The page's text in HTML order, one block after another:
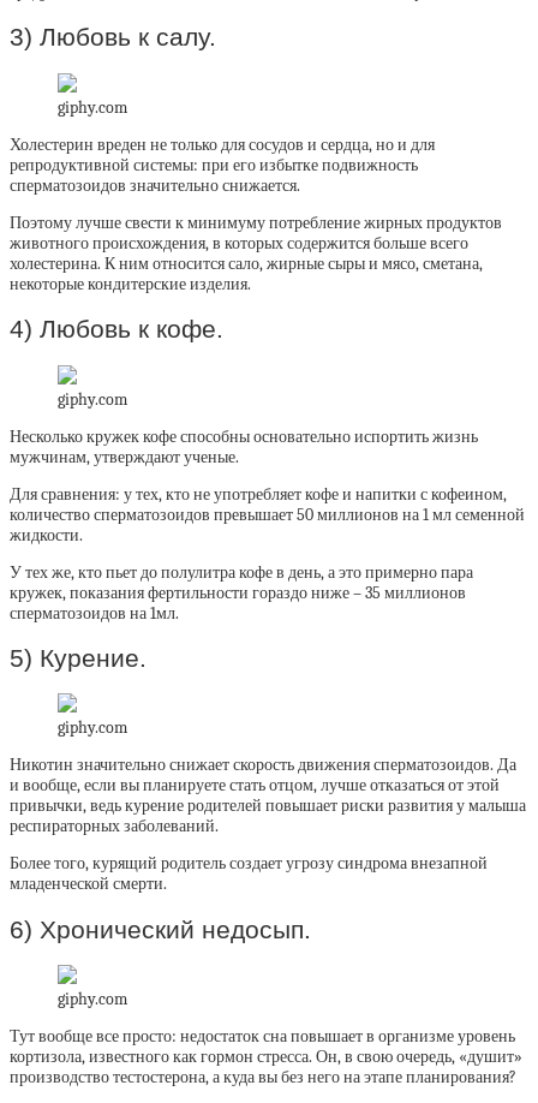
3) Любовь к салу.
giphy.com
Холестерин вреден не только для сосудов и сердца, но и для
репродуктивной системы: при его избытке подвижность
сперматозоидов значительно снижается.
Поэтому лучше свести к минимуму потребление жирных продуктов
животного происхождения, в которых содержится больше всего
холестерина. К ним относится сало, жирные сыры и мясо, сметана,
некоторые кондитерские изделия.
4) Любовь к кофе.
giphy.com
Несколько кружек кофе способны основательно испортить жизнь
мужчинам, утверждают ученые.
Для сравнения: у тех, кто не употребляет кофе и напитки с кофеином,
количество сперматозоидов превышает 50 миллионов на 1 мл семенной
жидкости.
У тех же, кто пьет до полулитра кофе в день, а это примерно пара
кружек, показания фертильности гораздо ниже – 35 миллионов
сперматозоидов на 1мл.
5) Курение.
giphy.com
Никотин значительно снижает скорость движения сперматозоидов. Да
и вообще, если вы планируете стать отцом, лучше отказаться от этой
привычки, ведь курение родителей повышает риски развития у малыша
респираторных заболеваний.
Более того, курящий родитель создает угрозу синдрома внезапной
младенческой смерти.
6) Хронический недосып.
giphy.com
Тут вообще все просто: недостаток сна повышает в организме уровень
кортизола, известного как гормон стресса. Он, в свою очередь, «душит»
производство тестостерона, а куда вы без него на этапе планирования?